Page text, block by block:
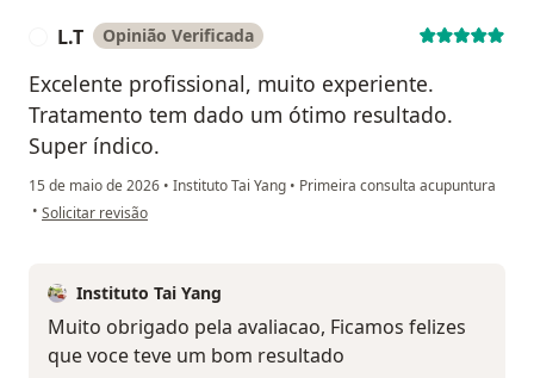
L.T Opinião Verificada
Excelente profissional, muito experiente.
Tratamento tem dado um ótimo resultado.
Super índico.
15 de maio de 2026 • Instituto Tai Yang • Primeira consulta acupuntura
• na opinião do utilizador L.T
Solicitar revisão
Instituto Tai Yang
Muito obrigado pela avaliacao, Ficamos felizes
que voce teve um bom resultado